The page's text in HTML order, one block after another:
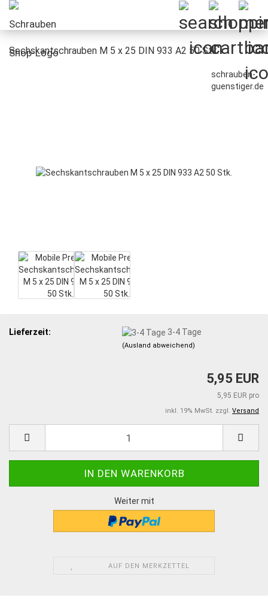
Sechskantschrauben M 5 x 25 DIN 933 A2 50 Stk.
schrauben-
guenstiger.de
Lieferzeit: 3-4 Tage
(Ausland abweichend)
5,95 EUR
5,95 EUR pro
inkl. 19% MwSt. zzgl. Versand
Weiter mit
AUF DEN MERKZETTEL